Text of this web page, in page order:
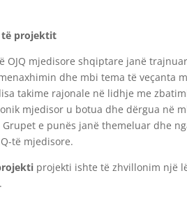
projektit
OJQ mjedisore shqiptare janë
dhe mbi tema të veçanta
takime rajonale në lidhje me
mjedisor u botua dhe dërgua në
e punës janë themeluar dhe
të mjedisore.
projekti ishte të zhvillonim një